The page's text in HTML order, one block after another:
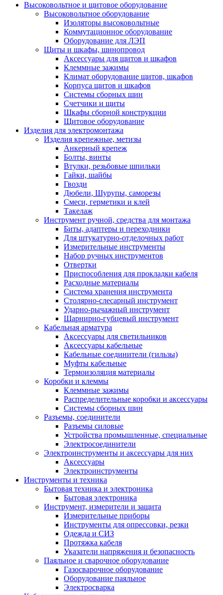
Высоковольтное и щитовое оборудование
Высоковольтное оборудование
Изоляторы высоковольтные
Коммутационное оборудование
Оборудование для ЛЭП
Щиты и шкафы, шинопровод
Аксессуары для щитов и шкафов
Клеммные зажимы
Климат оборудование щитов, шкафов
Корпуса щитов и шкафов
Системы сборных шин
Счетчики и щиты
Шкафы сборной конструкции
Щитовое оборудование
Изделия для электромонтажа
Изделия крепежные, метизы
Анкерный крепеж
Болты, винты
Втулки, резьбовые шпильки
Гайки, шайбы
Гвозди
Дюбели, Шурупы, саморезы
Смеси, герметики и клей
Такелаж
Инструмент ручной, средства для монтажа
Биты, адаптеры и переходники
Для штукатурно-отделочных работ
Измерительные инструменты
Набор ручных инструментов
Отвертки
Приспособления для прокладки кабеля
Расходные материалы
Система хранения инструмента
Столярно-слесарный инструмент
Ударно-рычажный инструмент
Шарнирно-губцевый инструмент
Кабельная арматура
Аксессуары для светильников
Аксессуары кабельные
Кабельные соединители (гильзы)
Муфты кабельные
Термоизоляция материалы
Коробки и клеммы
Клеммные зажимы
Распределительные коробки и аксессуары
Системы сборных шин
Разъемы, соединители
Разъемы силовые
Устройства промышленные, специальные
Электросоединители
Электроинструменты и аксессуары для них
Аксессуары
Электроинструменты
Инструменты и техника
Бытовая техника и электроника
Бытовая электроника
Инструмент, измерители и защита
Измерительные приборы
Инструменты для опрессовки, резки
Одежда и СИЗ
Протяжка кабеля
Указатели напряжения и безопасность
Паяльное и сварочное оборудование
Газосварочное оборудование
Оборудование паяльное
Электросварка